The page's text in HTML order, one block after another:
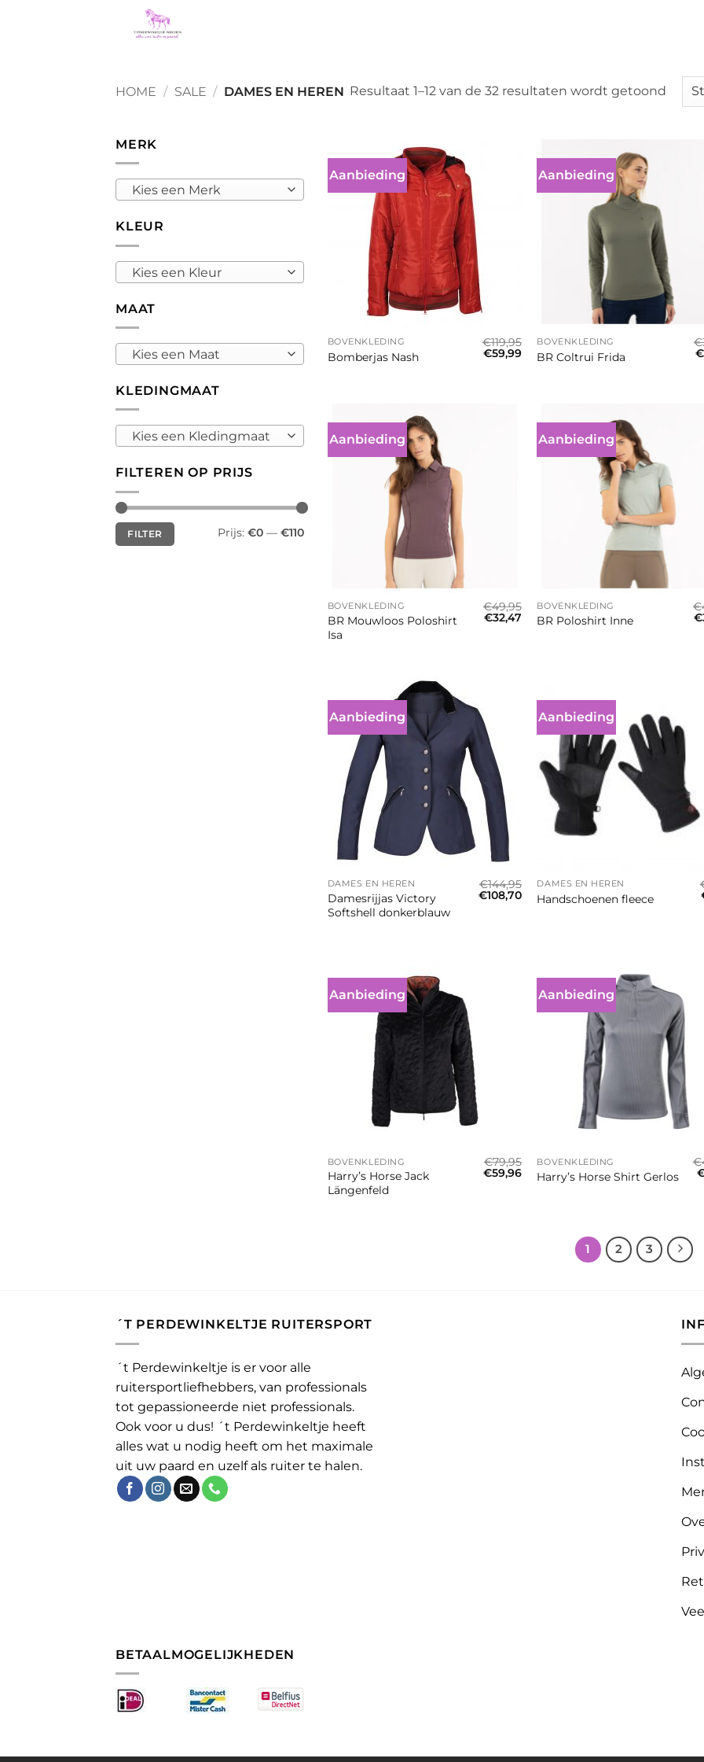
HOME / SALE / DAMES EN HEREN Resultaat 1–12 van de 32 resultaten wordt getoond
MERK
Kies een Merk
KLEUR
Kies een Kleur
MAAT
Kies een Maat
KLEDINGMAAT
Kies een Kledingmaat
FILTEREN OP PRIJS
Min.
prijs
Max.
prijsFILTER Prijs: €0 — €110
Aanbieding
BOVENKLEDING
Bomberjas Nash
€119,95
Oorspronkelijke
prijs
€59,99Huidige
prijs
Aanbieding
BOVENKLEDING
BR Coltrui Frida
€
€
Aanbieding
BOVENKLEDING
BR Mouwloos Poloshirt
Isa
€49,95
Oorspronkelijke
prijs
€32,47Huidige
prijs
Aanbieding
BOVENKLEDING
BR Poloshirt Inne
€
€
Aanbieding
DAMES EN HEREN
Damesrijjas Victory
Softshell donkerblauw
€144,95
Oorspronkelijke
€108,70Huidige
prijs
Aanbieding
DAMES EN HEREN
Handschoenen fleece
Aanbieding
BOVENKLEDING
Harry’s Horse Jack
Längenfeld
€79,95
Oorspronkelijke
€59,96Huidige
prijs
Aanbieding
BOVENKLEDING
Harry’s Horse Shirt Gerlos
€
1 2 3
´T PERDEWINKELTJE RUITERSPORT
´t Perdewinkeltje is er voor alle
ruitersportliefhebbers, van professionals
tot gepassioneerde niet professionals.
Ook voor u dus! ´t Perdewinkeltje heeft
alles wat u nodig heeft om het maximale
uit uw paard en uzelf als ruiter te halen.
BETAALMOGELIJKHEDEN